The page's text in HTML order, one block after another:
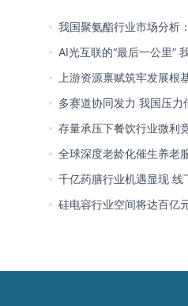
格局成型
我国聚氨酯行业市场分析
量爆发与内需托底
AI光互联的“最后一公里”
处于三角博弈格局
上游资源禀赋筑牢发展根
领跑全球 行业有望迎来高
多赛道协同发力 我国压力
场结构将向MEMS产品倾
存量承压下餐饮行业微利
与多元业态破解成本剪刀
全球深度老龄化催生养老
业资格制度迈向品质规范
千亿药膳行业机遇显现 线
化、零食化转型 企业开启
硅电容行业空间将达百亿